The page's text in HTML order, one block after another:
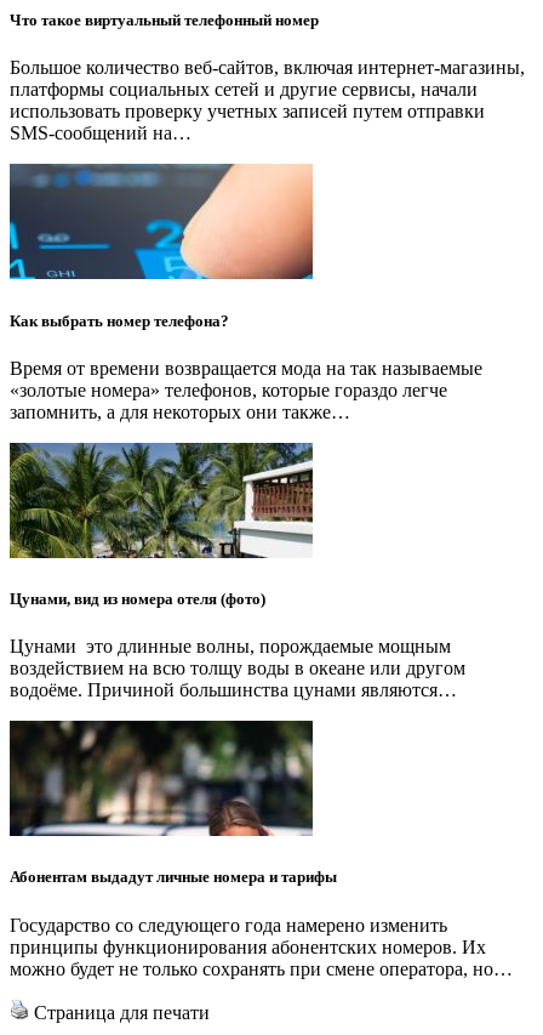
Что такое виртуальный телефонный номер
Большое количество веб-сайтов, включая интернет-магазины,
платформы социальных сетей и другие сервисы, начали
использовать проверку учетных записей путем отправки
SMS-сообщений на…
Как выбрать номер телефона?
Время от времени возвращается мода на так называемые
«золотые номера» телефонов, которые гораздо легче
запомнить, а для некоторых они также…
Цунами, вид из номера отеля (фото)
Цунами это длинные волны, порождаемые мощным
воздействием на всю толщу воды в океане или другом
водоёме. Причиной большинства цунами являются…
Абонентам выдадут личные номера и тарифы
Государство со следующего года намерено изменить
принципы функционирования абонентских номеров. Их
можно будет не только сохранять при смене оператора, но…
Страница для печати